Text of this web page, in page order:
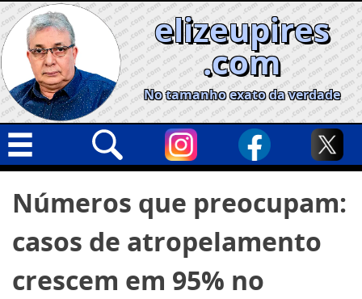
Skip
to
content
elizeupires
.com
No tamanho exato da verdade
Geral
Cidades
por:
Números que preocupam:
casos de atropelamento
crescem em 95% no